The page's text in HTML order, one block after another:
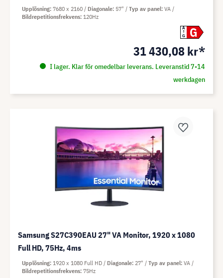
A
G
G
31 430,08 kr*
I lager. Klar för omedelbar leverans. Leveranstid 7-14
werkdagen
Upplösning 7680 x 2160 Diagonale 57" Typ av panel VA
Bildrepetitionsfrekvens 120Hz
Samsung S27C390EAU 27" VA Monitor, 1920 x 1080
Full HD, 75Hz, 4ms
Upplösning 1920 x 1080 Full HD Diagonale 27" Typ av panel VA
Bildrepetitionsfrekvens 75Hz